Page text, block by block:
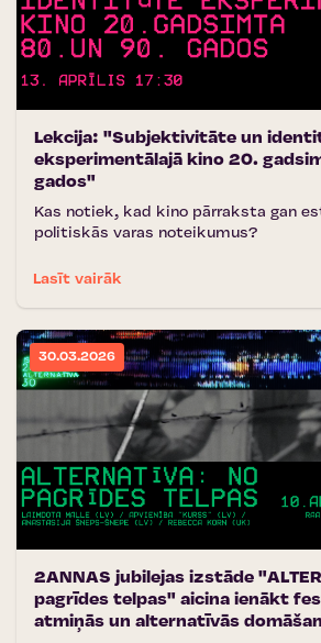
Lekcija: "Subjektivitāte un
eksperimentālajā kino 20.
gados"
Kas notiek, kad kino pārraksta gan
politiskās varas noteikumus?
Lasīt vairāk
30.03.2026
2ANNAS jubilejas izstāde
pagrīdes telpas" aicina ienākt
atmiņās un alternatīvās